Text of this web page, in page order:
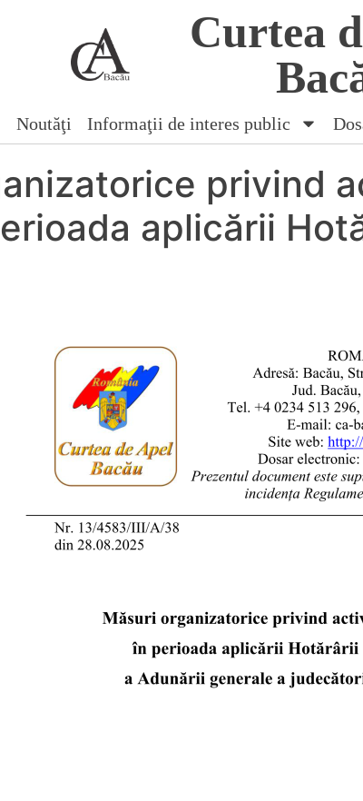
Curtea
Noutăţi Informaţii de interes public
privind
aplicării